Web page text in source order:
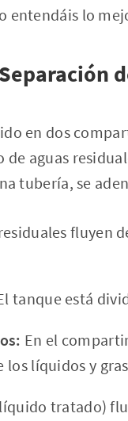
entendáis lo
en dos
aguas
tubería, se
fluyen
tanque está
En el
líquidos y
tratado)